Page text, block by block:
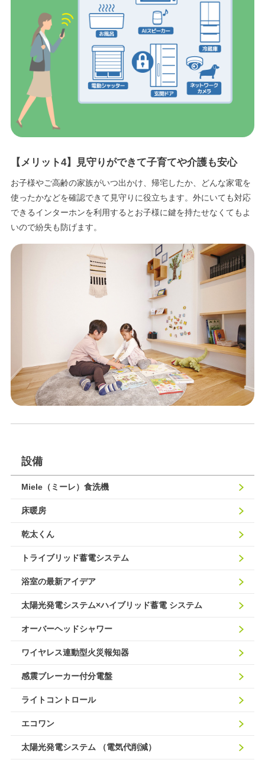
【メリット4】見守りができて子育てや介護も安心
お子様やご高齢の家族がいつ出かけ、帰宅したか、どんな家電を
使ったかなどを確認できて見守りに役立ちます。外にいても対応
できるインターホンを利用するとお子様に鍵を持たせなくてもよ
いので紛失も防げます。
設備
Miele（ミーレ）⾷洗機
床暖房
乾太くん
トライブリッド蓄電システム
浴室の最新アイデア
太陽光発電システム×ハイブリッド蓄電 システム
オーバーヘッドシャワー
ワイヤレス連動型火災報知器
感震ブレーカー付分電盤
ライトコントロール
エコワン
太陽光発電システム （電気代削減）